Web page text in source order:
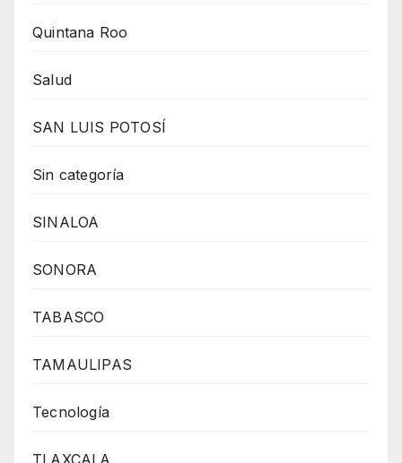
Quintana Roo
Salud
SAN LUIS POTOSÍ
Sin categoría
SINALOA
SONORA
TABASCO
TAMAULIPAS
Tecnología
TLAXCALA